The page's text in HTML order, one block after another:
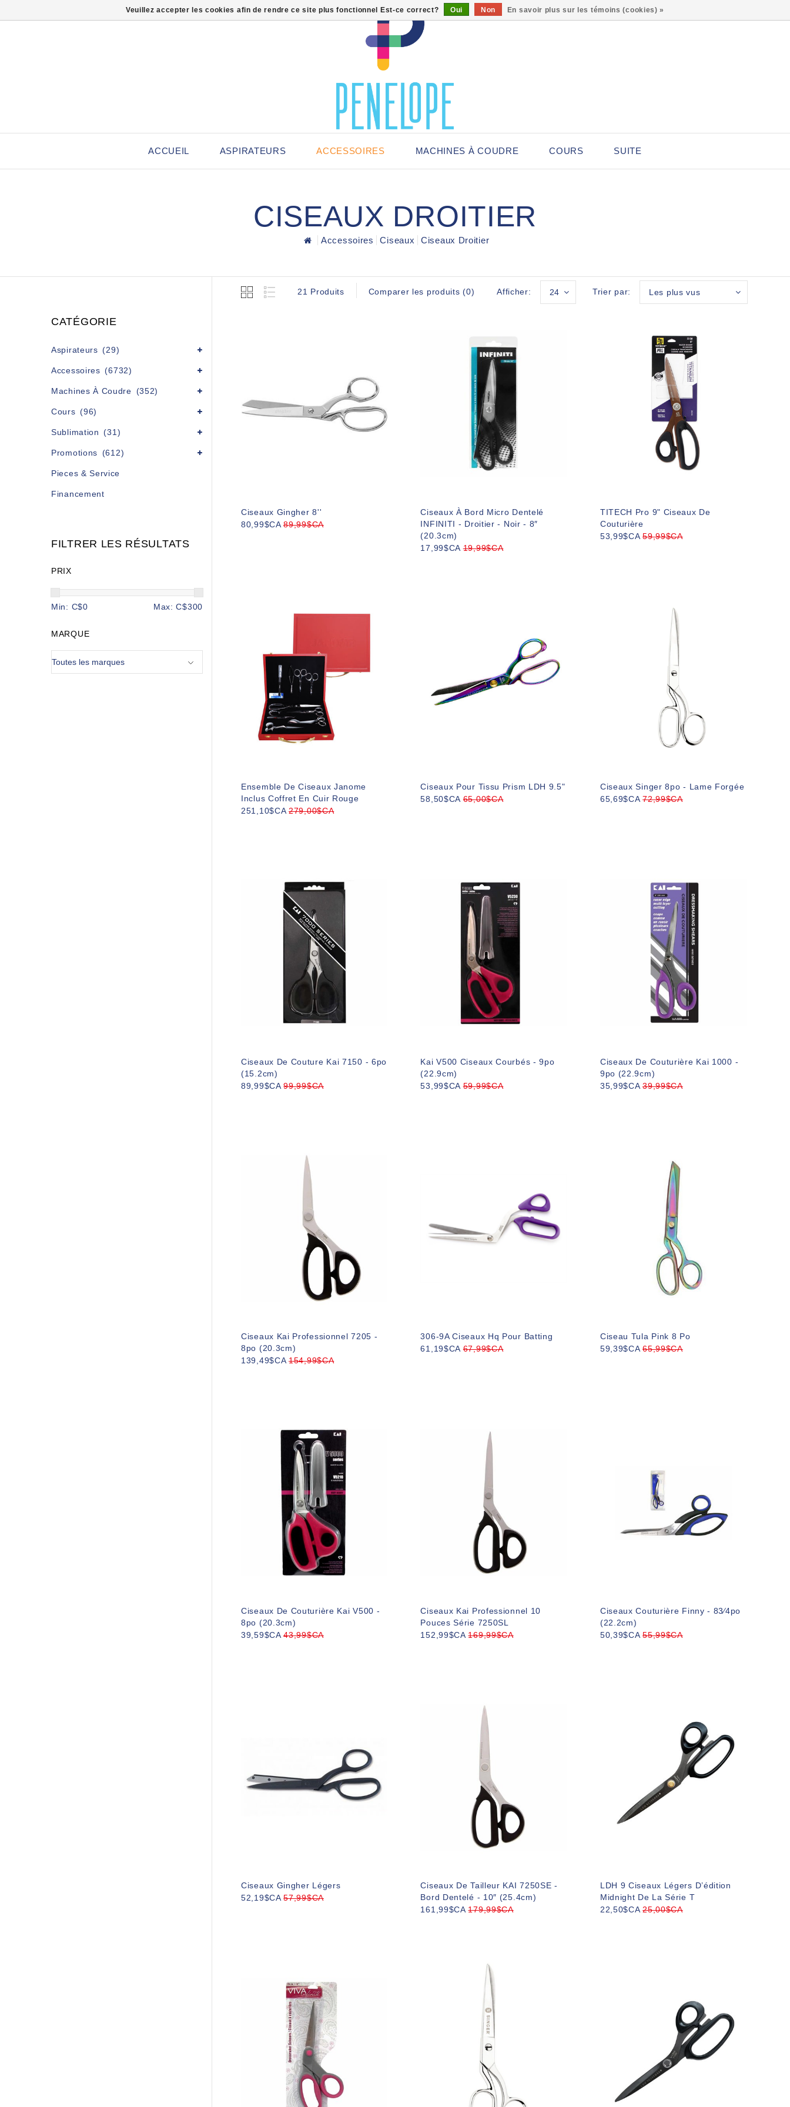
ACCUEIL ASPIRATEURS ACCESSOIRES MACHINES À COUDRE COURS SUITE
CISEAUX DROITIER
Accessoires Ciseaux Ciseaux Droitier
CATÉGORIE
Aspirateurs (29)
Accessoires (6732)
Machines À Coudre (352)
Cours (96)
Sublimation (31)
Promotions (612)
Pieces & Service
Financement
FILTRER LES RÉSULTATS
PRIX
Min: C$0 Max: C$300
MARQUE
21 Produits Comparer les produits (0) Trier par: Les plus vus
Afficher: 24
Ciseaux Gingher 8''
80,99$CA89,99$CA
Ciseaux À Bord Micro Dentelé
INFINITI - Droitier - Noir - 8″
(20.3cm)
17,99$CA19,99$CA
TITECH Pro 9" Ciseaux De
Couturière
53,99$CA59,99$CA
Ensemble De Ciseaux Janome
Inclus Coffret En Cuir Rouge
251,10$CA279,00$CA
Ciseaux Pour Tissu Prism LDH 9.5"
58,50$CA65,00$CA
Ciseaux Singer 8po - Lame Forgée
65,69$CA72,99$CA
Ciseaux De Couture Kai 7150 - 6po
(15.2cm)
89,99$CA99,99$CA
Kai V500 Ciseaux Courbés - 9po
(22.9cm)
53,99$CA59,99$CA
Ciseaux De Couturière Kai 1000 -
9po (22.9cm)
35,99$CA39,99$CA
Ciseaux Kai Professionnel 7205 -
8po (20.3cm)
139,49$CA 154,99$CA
306-9A Ciseaux Hq Pour Batting
61,19$CA67,99$CA
Ciseau Tula Pink 8 Po
59,39$CA65,99$CA
Ciseaux De Couturière Kai V500 -
8po (20.3cm)
39,59$CA43,99$CA
Ciseaux Kai Professionnel 10
Pouces Série 7250SL
152,99$CA169,99$CA
Ciseaux Couturière Finny - 83⁄4po
(22.2cm)
50,39$CA55,99$CA
Ciseaux Gingher Légers
52,19$CA57,99$CA
Ciseaux De Tailleur KAI 7250SE -
Bord Dentelé - 10″ (25.4cm)
161,99$CA179,99$CA
LDH 9 Ciseaux Légers D’édition
Midnight De La Série T
22,50$CA25,00$CA
Veuillez accepter les cookies afin de rendre ce site plus fonctionnel Est-ce correct? Oui Non En savoir plus sur les témoins (cookies) »